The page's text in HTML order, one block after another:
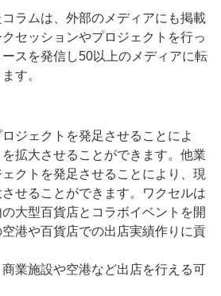
ラムは、外部のメディアにも掲載
セッションやプロジェクトを行っ
スを発信し50以上のメディアに転
す。
ジェクトを発足させることによ
拡大させることができます。他業
クトを発足させることにより、現
せることができます。ワクセルは
大型百貨店とコラボイベントを開
港や百貨店での出店実績作りに貢
業施設や空港など出店を行える可